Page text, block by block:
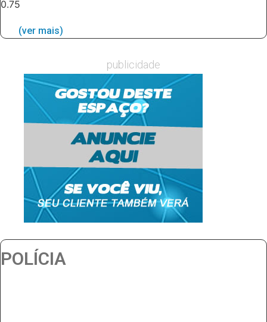
(ver mais)
publicidade
POLÍCIA